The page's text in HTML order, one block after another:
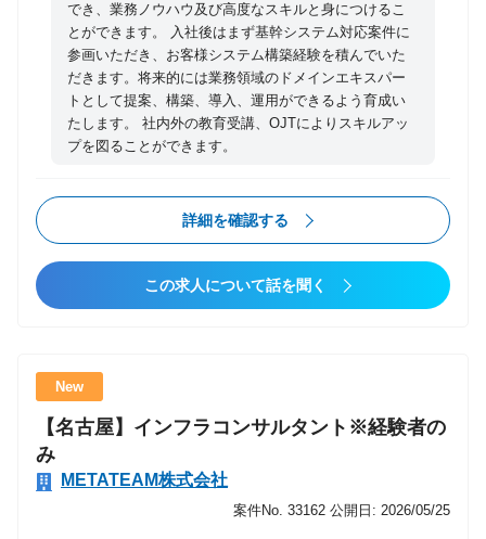
でき、業務ノウハウ及び高度なスキルと身につけるこ
とができます。 入社後はまず基幹システム対応案件に
参画いただき、お客様システム構築経験を積んでいた
だきます。将来的には業務領域のドメインエキスパー
トとして提案、構築、導入、運用ができるよう育成い
たします。 社内外の教育受講、OJTによりスキルアッ
プを図ることができます。
詳細を確認する
この求人について話を聞く
New
【名古屋】インフラコンサルタント※経験者の
み
METATEAM株式会社
案件No. 33162 公開日: 2026/05/25